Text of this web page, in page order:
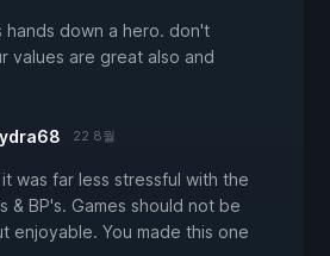
hands down a hero. don't
values are great also and
22 8월
was far less stressful with the
& BP's. Games should not be
enjoyable. You made this one